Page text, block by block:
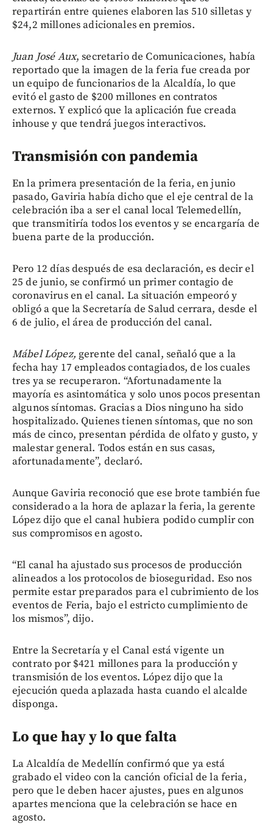
repartirán entre quienes elaboren las 510 silletas y
$24,2 millones adicionales en premios.
Juan José Aux, secretario de Comunicaciones, había
reportado que la imagen de la feria fue creada por
un equipo de funcionarios de la Alcaldía, lo que
evitó el gasto de $200 millones en contratos
externos. Y explicó que la aplicación fue creada
inhouse y que tendrá juegos interactivos.
Transmisión con pandemia
En la primera presentación de la feria, en junio
pasado, Gaviria había dicho que el eje central de la
celebración iba a ser el canal local Telemedellín,
que transmitiría todos los eventos y se encargaría de
buena parte de la producción.
Pero 12 días después de esa declaración, es decir el
25 de junio, se confirmó un primer contagio de
coronavirus en el canal. La situación empeoró y
obligó a que la Secretaría de Salud cerrara, desde el
6 de julio, el área de producción del canal.
Mábel López, gerente del canal, señaló que a la
fecha hay 17 empleados contagiados, de los cuales
tres ya se recuperaron. “Afortunadamente la
mayoría es asintomática y solo unos pocos presentan
algunos síntomas. Gracias a Dios ninguno ha sido
hospitalizado. Quienes tienen síntomas, que no son
más de cinco, presentan pérdida de olfato y gusto, y
malestar general. Todos están en sus casas,
afortunadamente”, declaró.
Aunque Gaviria reconoció que ese brote también fue
considerado a la hora de aplazar la feria, la gerente
López dijo que el canal hubiera podido cumplir con
sus compromisos en agosto.
“El canal ha ajustado sus procesos de producción
alineados a los protocolos de bioseguridad. Eso nos
permite estar preparados para el cubrimiento de los
eventos de Feria, bajo el estricto cumplimiento de
los mismos”, dijo.
Entre la Secretaría y el Canal está vigente un
contrato por $421 millones para la producción y
transmisión de los eventos. López dijo que la
ejecución queda aplazada hasta cuando el alcalde
disponga.
Lo que hay y lo que falta
La Alcaldía de Medellín confirmó que ya está
grabado el video con la canción oficial de la feria,
pero que le deben hacer ajustes, pues en algunos
apartes menciona que la celebración se hace en
agosto.